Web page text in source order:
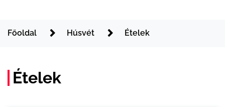
Főoldal Húsvét Ételek
Ételek